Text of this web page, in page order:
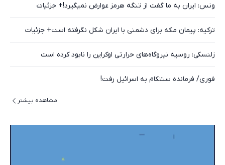
ونس: ایران به ما گفت از تنگه هرمز عوارض نمیگیرد!+ جزئیات
ترکیه: پیمان مکه برای دشمنی با ایران شکل نگرفته است+ جزئیات
زلنسکی: روسیه نیروگاه‌های حرارتی اوکراین را نابود کرده است
فوری/ فرمانده سنتکام به اسرائیل رفت!
مشاهده بیشتر